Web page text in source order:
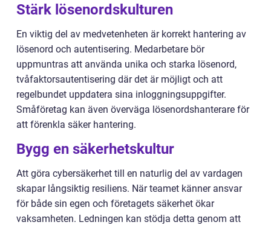
Stärk lösenordskulturen
En viktig del av medvetenheten är korrekt hantering av
lösenord och autentisering. Medarbetare bör
uppmuntras att använda unika och starka lösenord,
tvåfaktorsautentisering där det är möjligt och att
regelbundet uppdatera sina inloggningsuppgifter.
Småföretag kan även överväga lösenordshanterare för
att förenkla säker hantering.
Bygg en säkerhetskultur
Att göra cybersäkerhet till en naturlig del av vardagen
skapar långsiktig resiliens. När teamet känner ansvar
för både sin egen och företagets säkerhet ökar
vaksamheten. Ledningen kan stödja detta genom att